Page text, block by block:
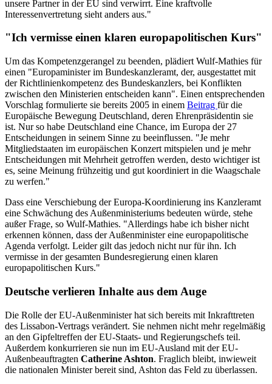
unsere Partner in der EU sind verwirrt. Eine kraftvolle
Interessenvertretung sieht anders aus."
"Ich vermisse einen klaren europapolitischen Kurs"
Um das Kompetenzgerangel zu beenden, plädiert Wulf-Mathies für
einen "Europaminister im Bundeskanzleramt, der, ausgestattet mit
der Richtlinienkompetenz des Bundeskanzlers, bei Konflikten
zwischen den Ministerien entscheiden kann". Einen entsprechenden
Vorschlag formulierte sie bereits 2005 in einem Beitrag für die
Europäische Bewegung Deutschland, deren Ehrenpräsidentin sie
ist. Nur so habe Deutschland eine Chance, im Europa der 27
Entscheidungen in seinem Sinne zu beeinflussen. "Je mehr
Mitgliedstaaten im europäischen Konzert mitspielen und je mehr
Entscheidungen mit Mehrheit getroffen werden, desto wichtiger ist
es, seine Meinung frühzeitig und gut koordiniert in die Waagschale
zu werfen."
Dass eine Verschiebung der Europa-Koordinierung ins Kanzleramt
eine Schwächung des Außenministeriums bedeuten würde, stehe
außer Frage, so Wulf-Mathies. "Allerdings habe ich bisher nicht
erkennen können, dass der Außenminister eine europapolitische
Agenda verfolgt. Leider gilt das jedoch nicht nur für ihn. Ich
vermisse in der gesamten Bundesregierung einen klaren
europapolitischen Kurs."
Deutsche verlieren Inhalte aus dem Auge
Die Rolle der EU-Außenminister hat sich bereits mit Inkrafttreten
des Lissabon-Vertrags verändert. Sie nehmen nicht mehr regelmäßig
an den Gipfeltreffen der EU-Staats- und Regierungschefs teil.
Außerdem konkurrieren sie nun im EU-Ausland mit der EU-
Außenbeauftragten Catherine Ashton. Fraglich bleibt, inwieweit
die nationalen Minister bereit sind, Ashton das Feld zu überlassen.